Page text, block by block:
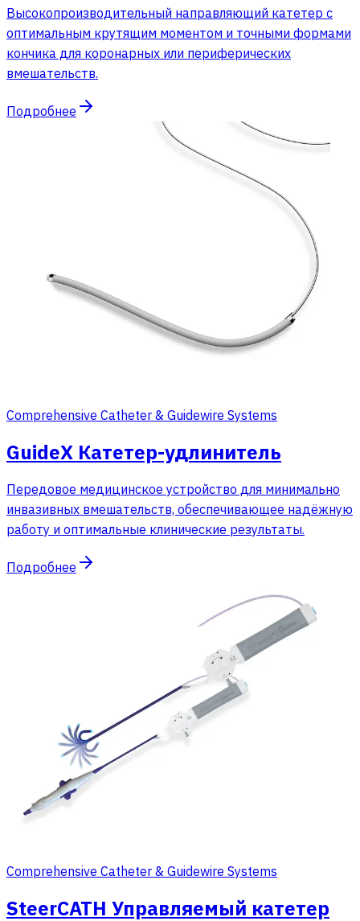
Высокопроизводительный направляющий катетер с
оптимальным крутящим моментом и точными формами
кончика для коронарных или периферических
вмешательств.
Подробнее
Comprehensive Catheter & Guidewire Systems
GuideX Катетер-удлинитель
Передовое медицинское устройство для минимально
инвазивных вмешательств, обеспечивающее надёжную
работу и оптимальные клинические результаты.
Подробнее
Comprehensive Catheter & Guidewire Systems
SteerCATH Управляемый катетер